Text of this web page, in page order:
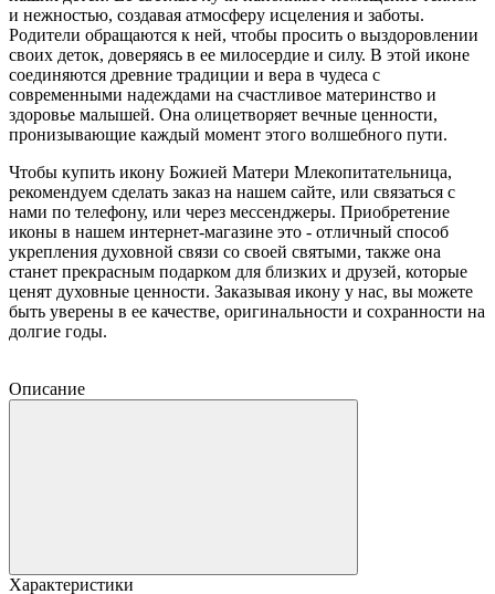
и нежностью, создавая атмосферу исцеления и заботы.
Родители обращаются к ней, чтобы просить о выздоровлении
своих деток, доверяясь в ее милосердие и силу. В этой иконе
соединяются древние традиции и вера в чудеса с
современными надеждами на счастливое материнство и
здоровье малышей. Она олицетворяет вечные ценности,
пронизывающие каждый момент этого волшебного пути.
Чтобы купить икону Божией Матери Млекопитательница,
рекомендуем сделать заказ на нашем сайте, или связаться с
нами по телефону, или через мессенджеры. Приобретение
иконы в нашем интернет-магазине это - отличный способ
укрепления духовной связи со своей святыми, также она
станет прекрасным подарком для близких и друзей, которые
ценят духовные ценности. Заказывая икону у нас, вы можете
быть уверены в ее качестве, оригинальности и сохранности на
долгие годы.
Описание
Характеристики